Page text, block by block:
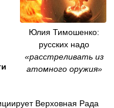
Юлия Тимошенко:
русских надо
«расстреливать из
атомного оружия»
Верховная Рада